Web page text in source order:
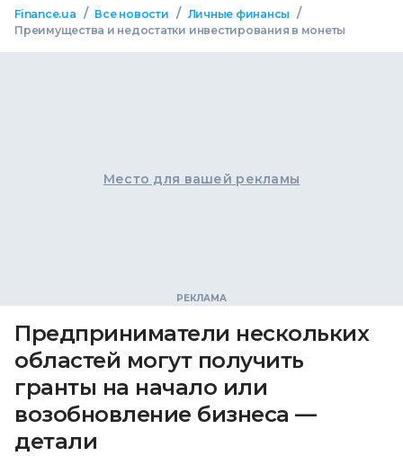
Finance.ua / Все новости / Личные финансы /
Преимущества и недостатки инвестирования в монеты
Место для вашей рекламы
Предприниматели нескольких
областей могут получить
гранты на начало или
возобновление бизнеса —
детали